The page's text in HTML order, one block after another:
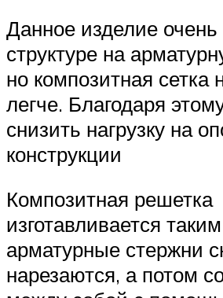
Данное изделие
структуре на
но композитная сетка
легче. Благодаря
снизить нагрузку на
конструкции
Композитная решетка
изготавливается
арматурные стержни
нарезаются, а потом